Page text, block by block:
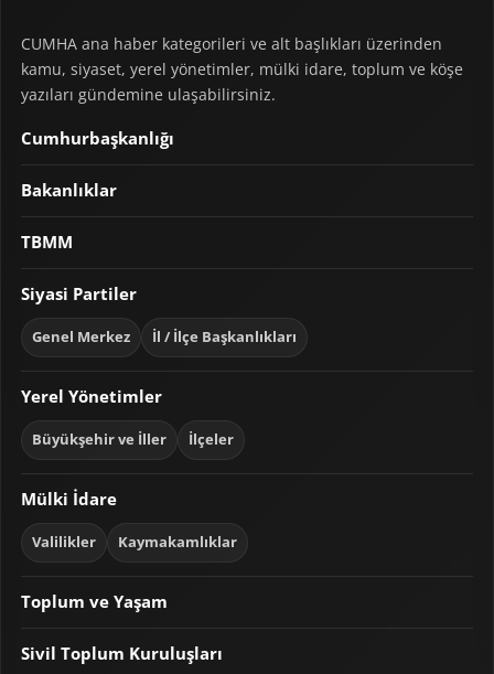
CUMHA ana haber kategorileri ve alt başlıkları üzerinden
kamu, siyaset, yerel yönetimler, mülki idare, toplum ve köşe
yazıları gündemine ulaşabilirsiniz.
Cumhurbaşkanlığı
Bakanlıklar
TBMM
Siyasi Partiler
Genel Merkez İl / İlçe Başkanlıkları
Yerel Yönetimler
Büyükşehir ve İller İlçeler
Mülki İdare
Valilikler Kaymakamlıklar
Toplum ve Yaşam
Sivil Toplum Kuruluşları